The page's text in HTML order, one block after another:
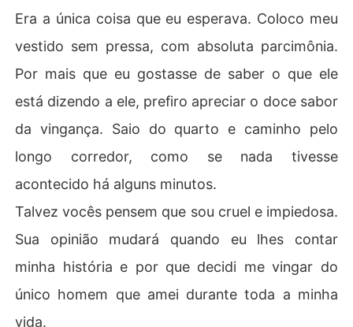
Era a única coisa que eu esperava. Coloco meu
vestido sem pressa, com absoluta parcimônia.
Por mais que eu gostasse de saber o que ele
está dizendo a ele, prefiro apreciar o doce sabor
da vingança. Saio do quarto e caminho pelo
longo corredor, como se nada tivesse
acontecido há alguns minutos.
Talvez vocês pensem que sou cruel e impiedosa.
Sua opinião mudará quando eu lhes contar
minha história e por que decidi me vingar do
único homem que amei durante toda a minha
vida.